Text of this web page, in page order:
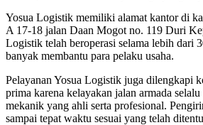
Yosua Logistik memiliki alamat kantor di
A 17-18 jalan Daan Mogot no. 119 Duri
Logistik telah beroperasi selama lebih dari
banyak membantu para pelaku usaha.
Pelayanan Yosua Logistik juga dilengkapi
prima karena kelayakan jalan armada
mekanik yang ahli serta profesional.
sampai tepat waktu sesuai yang telah